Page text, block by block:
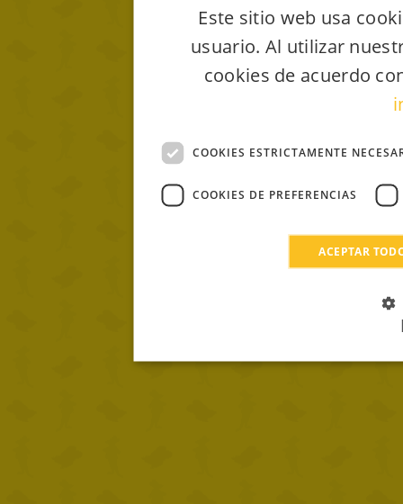
Este sitio web usa
usuario. Al utilizar
cookies de acuerdo
COOKIES ESTRICTAMENTE
COOKIES DE PREFERENCIAS
ACEPTAR